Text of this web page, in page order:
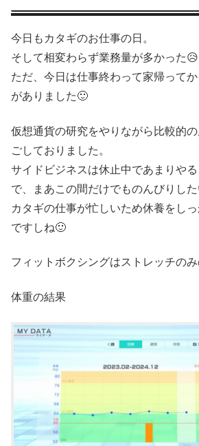
今日もカタギのお仕事の日。
そして相変わらず業務量が多かった😥
ただ、今日は仕事終わって家帰って
がありました🙂
仮想通貨の研究をやりながら比較的
ごしておりました。
サイドビジネスは休止中であまりや
で、まあこの間だけでものんびりした
カタギの仕事が忙しいため休養をし
ですしね🙂
フィットボクシングはストレッチのみ
体重の結果